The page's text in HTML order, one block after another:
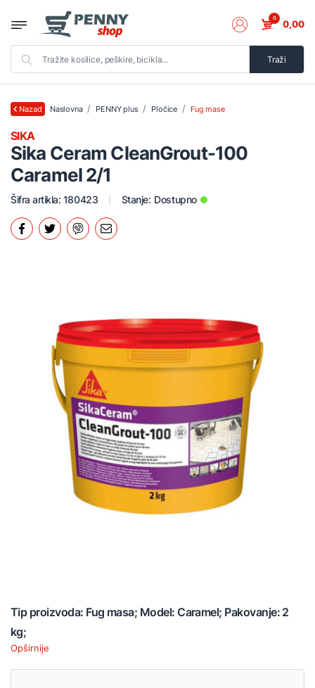
Traži
0 0,00
Nazad Naslovna PENNY plus Pločice Fug mase
Sika Ceram CleanGrout-100
Caramel 2/1
SIKA
Šifra artikla: 180423 Stanje: Dostupno
Tip proizvoda: Fug masa; Model: Caramel; Pakovanje: 2
kg;
Opširnije